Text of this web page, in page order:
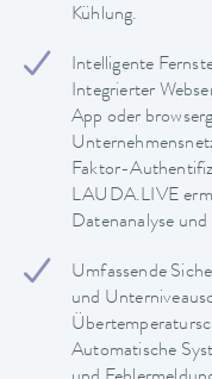
Kühlung.
Intelligente
Integrierter
App oder
Faktor-
LAUDA.LIVE
Datenanalyse
Umfassende
und
Automatische